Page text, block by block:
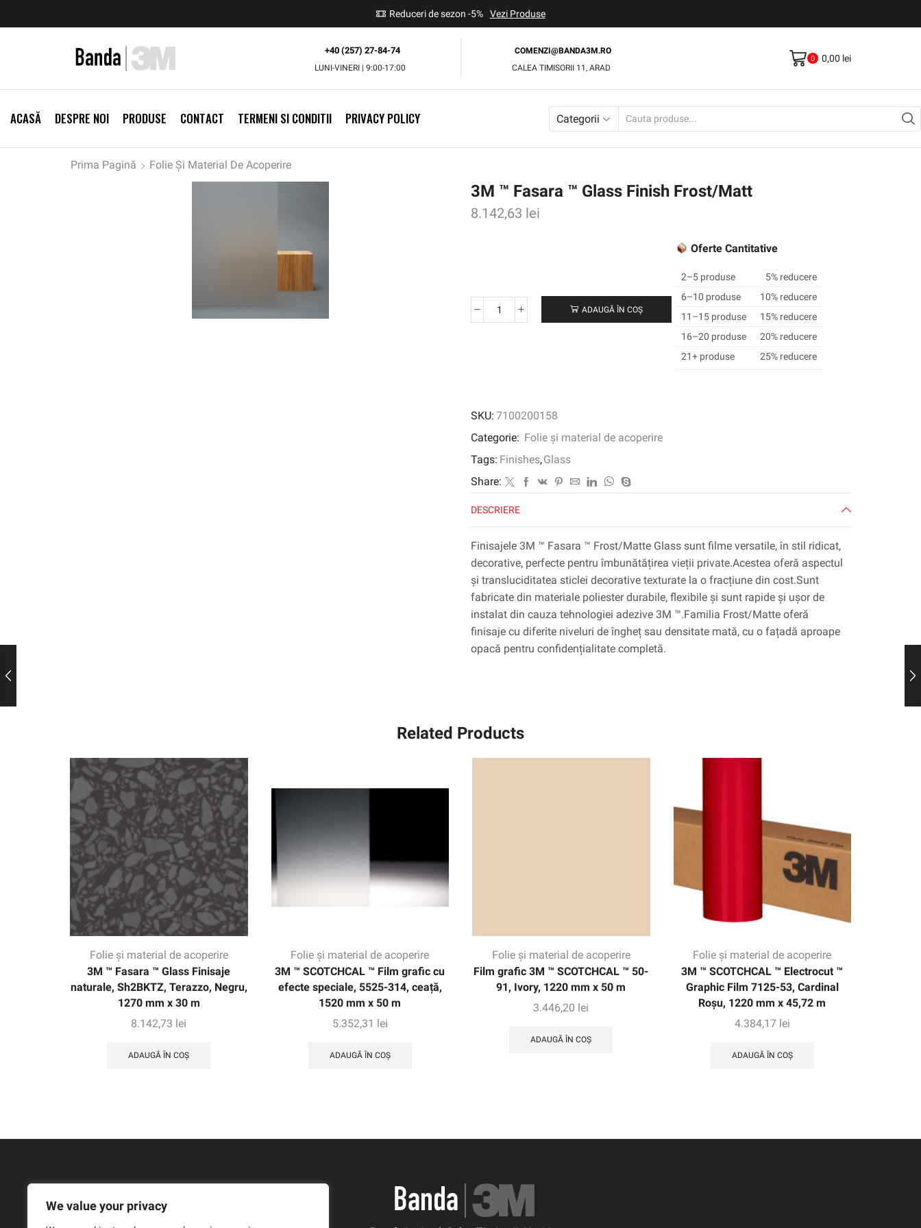
We value your privacy
Reduceri de sezon -5% Vezi Produse
+40 (257) 27-84-74
LUNI-VINERI | 9:00-17:00
COMENZI@BANDA3M.RO
CALEA TIMISORII 11, ARAD
0 0,00 lei
ACASĂ DESPRE NOI PRODUSE CONTACT TERMENI SI CONDITII PRIVACY POLICY Categorii
Prima Pagină Folie Și Material De Acoperire
3M ™ Fasara ™ Glass Finish Frost/Matt
8.142,63 lei
Cantitate
Frost/Matt
ADAUGĂ ÎN COȘ
Oferte Cantitative
2–5 produse
5% reducere
6–10 produse
10% reducere
11–15 produse
15% reducere
16–20 produse
20% reducere
21+ produse
25% reducere
SKU: 7100200158
Categorie: Folie și material de acoperire
Tags: Finishes,Glass
Share:
DESCRIERE
Finisajele 3M ™ Fasara ™ Frost/Matte Glass sunt filme versatile, în stil ridicat,
decorative, perfecte pentru îmbunătățirea vieții private.Acestea oferă aspectul
și transluciditatea sticlei decorative texturate la o fracțiune din cost.Sunt
fabricate din materiale poliester durabile, flexibile și sunt rapide și ușor de
instalat din cauza tehnologiei adezive 3M ™.Familia Frost/Matte oferă
finisaje cu diferite niveluri de îngheț sau densitate mată, cu o fațadă aproape
opacă pentru confidențialitate completă.
Related Products
Folie și material de acoperire
3M ™ Fasara ™ Glass Finisaje
naturale, Sh2BKTZ, Terazzo, Negru,
1270 mm x 30 m
8.142,73 lei
ADAUGĂ ÎN COȘ
Folie și material de acoperire
3M ™ SCOTCHCAL ™ Film grafic cu
efecte speciale, 5525-314, ceață,
1520 mm x 50 m
5.352,31 lei
ADAUGĂ ÎN COȘ
Folie și material de acoperire
Film grafic 3M ™ SCOTCHCAL ™ 50-
91, Ivory, 1220 mm x 50 m
3.446,20 lei
ADAUGĂ ÎN COȘ
Folie și material de acoperire
3M ™ SCOTCHCAL ™ Electrocut ™
Graphic Film 7125-53, Cardinal
Roșu, 1220 mm x 45,72 m
4.384,17 lei
ADAUGĂ ÎN COȘ